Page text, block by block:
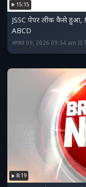
15:15
JSSC पेपर लीक कैसे हुआ,
ABCD
अगस्त 09, 2026 09:34 am IST
8:19